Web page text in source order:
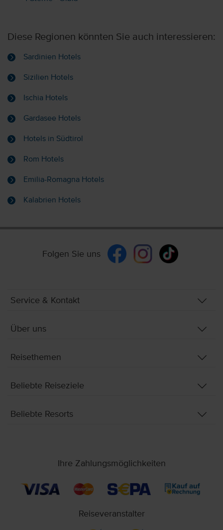
Diese Regionen könnten Sie auch interessieren:
Sardinien Hotels
Sizilien Hotels
Ischia Hotels
Gardasee Hotels
Hotels in Südtirol
Rom Hotels
Emilia-Romagna Hotels
Kalabrien Hotels
Folgen Sie uns
Service & Kontakt
Über uns
Reisethemen
Beliebte Reiseziele
Beliebte Resorts
Ihre Zahlungsmöglichkeiten
Reiseveranstalter